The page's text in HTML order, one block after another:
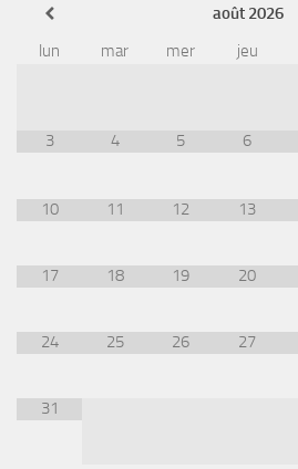
août 2026
lun
mar mer jeu
3 4 5 6
10 11 12 13
17 18 19 20
24 25 26 27
31